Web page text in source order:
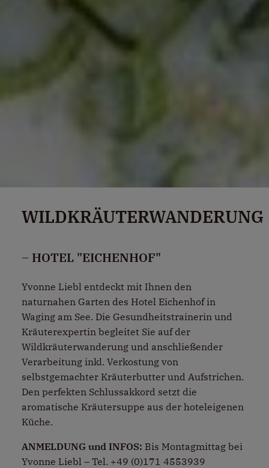
WILDKRÄUTERWANDERUNG
– HOTEL "EICHENHOF"
Yvonne Liebl entdeckt mit Ihnen den
naturnahen Garten des Hotel Eichenhof in
Waging am See. Die Gesundheitstrainerin und
Kräuterexpertin begleitet Sie auf der
Wildkräuterwanderung und anschließender
Verarbeitung inkl. Verkostung von
selbstgemachter Kräuterbutter und Aufstrichen.
Den perfekten Schlussakkord setzt die
aromatische Kräutersuppe aus der hoteleigenen
Küche.
ANMELDUNG und INFOS: Bis Montagmittag bei
Yvonne Liebl – Tel. +49 (0)171 4553939